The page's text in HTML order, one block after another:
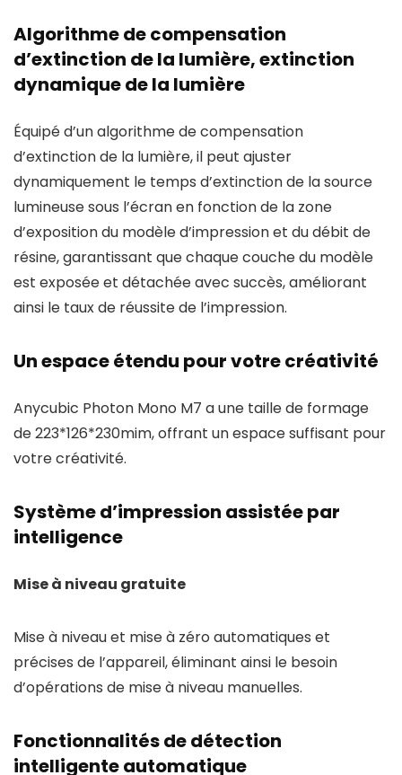
Algorithme de compensation
d’extinction de la lumière, extinction
dynamique de la lumière
Équipé d’un algorithme de compensation
d’extinction de la lumière, il peut ajuster
dynamiquement le temps d’extinction de la source
lumineuse sous l’écran en fonction de la zone
d’exposition du modèle d’impression et du débit de
résine, garantissant que chaque couche du modèle
est exposée et détachée avec succès, améliorant
ainsi le taux de réussite de l’impression.
Un espace étendu pour votre créativité
Anycubic Photon Mono M7 a une taille de formage
de 223*126*230mim, offrant un espace suffisant pour
votre créativité.
Système d’impression assistée par
intelligence
Mise à niveau gratuite
Mise à niveau et mise à zéro automatiques et
précises de l’appareil, éliminant ainsi le besoin
d’opérations de mise à niveau manuelles.
Fonctionnalités de détection
intelligente automatique